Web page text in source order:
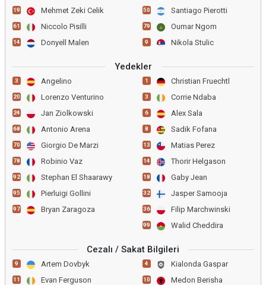
19 Mehmet Zeki Celik
61 Niccolo Pisilli
14 Donyell Malen
50 Santiago Pierotti
79 Oumar Ngom
9 Nikola Stulic
Yedekler
3 Angelino
20 Lorenzo Venturino
24 Jan Ziolkowski
68 Antonio Arena
70 Giorgio De Marzi
78 Robinio Vaz
92 Stephan El Shaarawy
95 Pierluigi Gollini
97 Bryan Zaragoza
1 Christian Fruechtl
3 Corrie Ndaba
6 Alex Sala
8 Sadik Fofana
13 Matias Perez
14 Thorir Helgason
18 Gaby Jean
32 Jasper Samooja
36 Filip Marchwinski
99 Walid Cheddira
Cezalı / Sakat Bilgileri
9 Artem Dovbyk
11 Evan Ferguson
4 Kialonda Gaspar
10 Medon Berisha